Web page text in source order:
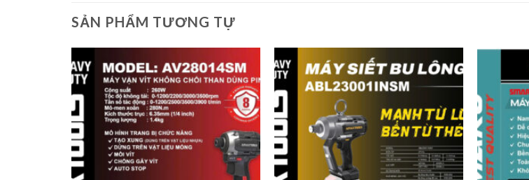
SẢN PHẨM TƯƠNG TỰ